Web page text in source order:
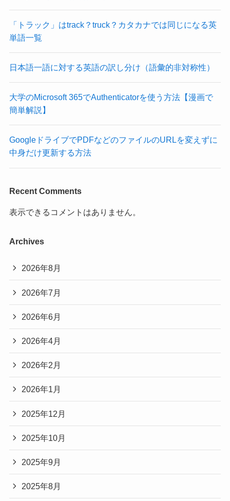
「トラック」はtrack？truck？カタカナでは同じになる英
単語一覧
日本語一語に対する英語の訳し分け（語彙的非対称性）
大学のMicrosoft 365でAuthenticatorを使う方法【漫画で
簡単解説】
GoogleドライブでPDFなどのファイルのURLを変えずに
中身だけ更新する方法
Recent Comments
表示できるコメントはありません。
Archives
2026年8月
2026年7月
2026年6月
2026年4月
2026年2月
2026年1月
2025年12月
2025年10月
2025年9月
2025年8月